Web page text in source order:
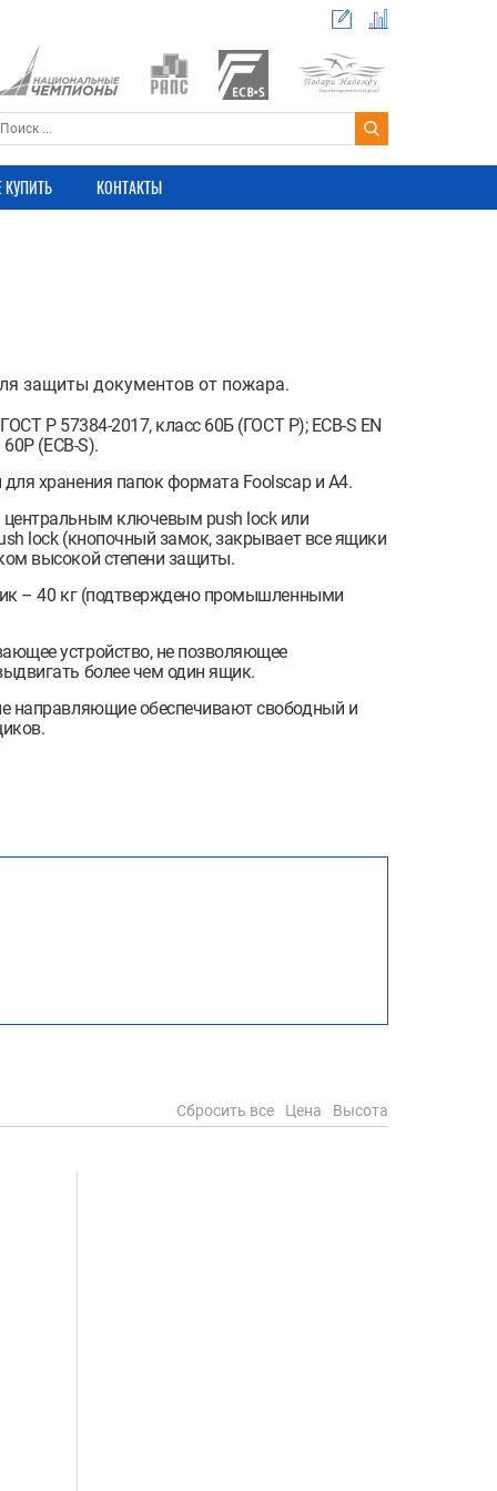
КУПИТЬ КОНТАКТЫ
защиты документов от пожара.
Р 57384-2017, класс 60Б (ГОСТ Р); ECB-S EN
(ECB-S).
хранения папок формата Foolscap и A4.
ключевым push lock или
lock (кнопочный замок, закрывает все ящики
высокой степени защиты.
– 40 кг (подтверждено промышленными
устройство, не позволяющее
более чем один ящик.
направляющие обеспечивают свободный и
Сбросить все Цена Высота